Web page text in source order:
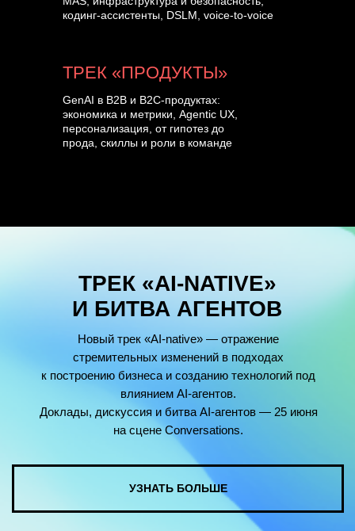
ТРЕК «ПРОДУКТЫ»
GenAI в B2B и B2C-продуктах:
экономика и метрики, Agentic UX,
персонализация, от гипотез до
прода, скиллы и роли в команде
кодинг-ассистенты, DSLM, voice-to-voice